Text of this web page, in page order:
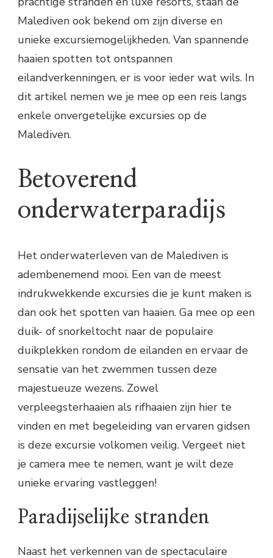
Malediven ook bekend om zijn diverse en
unieke excursiemogelijkheden. Van spannende
haaien spotten tot ontspannen
eilandverkenningen, er is voor ieder wat wils. In
dit artikel nemen we je mee op een reis langs
enkele onvergetelijke excursies op de
Malediven.
Betoverend
onderwaterparadijs
Het onderwaterleven van de Malediven is
adembenemend mooi. Een van de meest
indrukwekkende excursies die je kunt maken is
dan ook het spotten van haaien. Ga mee op een
duik- of snorkeltocht naar de populaire
duikplekken rondom de eilanden en ervaar de
sensatie van het zwemmen tussen deze
majestueuze wezens. Zowel
verpleegsterhaaien als rifhaaien zijn hier te
vinden en met begeleiding van ervaren gidsen
is deze excursie volkomen veilig. Vergeet niet
je camera mee te nemen, want je wilt deze
unieke ervaring vastleggen!
Paradijselijke stranden
Naast het verkennen van de spectaculaire